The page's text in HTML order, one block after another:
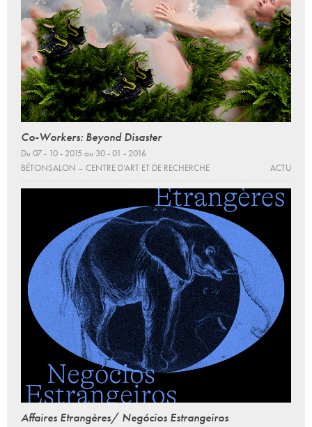
Co-Workers: Beyond Disaster
Du 07 - 10 - 2015 au 30 - 01 - 2016
BÉTONSALON – CENTRE D’ART ET DE RECHERCHE
ACTU
Affaires Etrangères/ Negócios Estrangeiros